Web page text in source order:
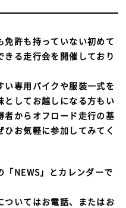
許も持っていない初めて
る走行会を開催しており
専用バイクや服装一式を
としてお越しになる方もい
者からオフロード走行の基
お気軽に参加してみてく
NEWS」とカレンダーで
いてはお電話、またはお